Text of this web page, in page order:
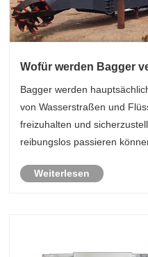
Wofür werden Bagger
Bagger werden
von Wasserstraßen und
freizuhalten und
reibungslos passieren
Weiterlesen